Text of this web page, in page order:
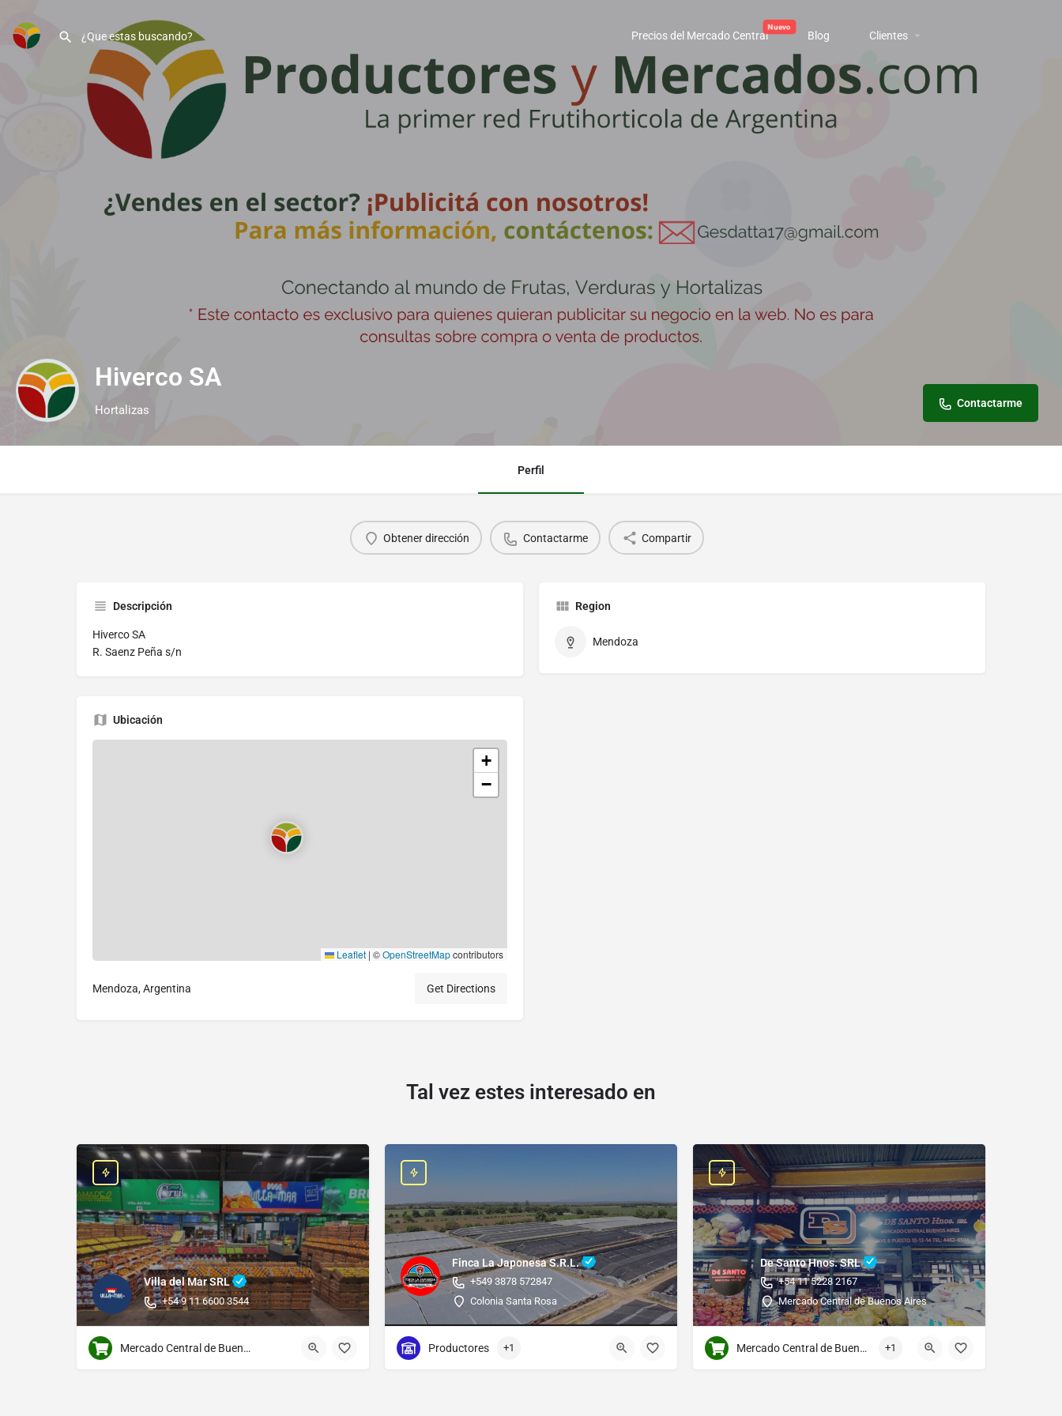
Precios del Mercado Central Blog Clientes
Hiverco SA
Hortalizas Contactarme
Perfil
Obtener dirección Contactarme Compartir
Descripción
Hiverco SA
R. Saenz Peña s/n
Ubicación
+
−
Leaflet | ©OpenStreetMapcontributors
Mendoza, Argentina Get Directions
Region
Mendoza
Tal vez estes interesado en
Villa del Mar SRL
+54 9 11 6600 3544
Mercado Central de Buenos Aires
Finca La Japonesa S.R.L.
+549 3878 572847
Colonia Santa Rosa
Productores +1
De Santo Hnos. SRL
+54 11 5228 2167
Mercado Central de Buenos Aires
Mercado Central de Buenos Aires +1